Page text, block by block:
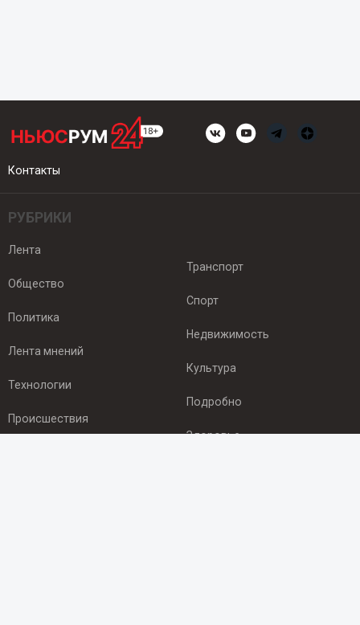
Контакты
РУБРИКИ
Лента
Общество
Политика
Лента мнений
Технологии
Происшествия
Транспорт
Спорт
Недвижимость
Культура
Подробно
Здоровье